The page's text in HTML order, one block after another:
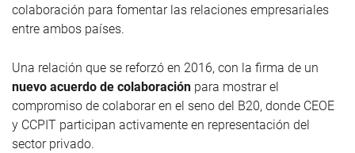
colaboración para fomentar las relaciones empresariales
entre ambos países.
Una relación que se reforzó en 2016, con la firma de un
nuevo acuerdo de colaboración para mostrar el
compromiso de colaborar en el seno del B20, donde CEOE
y CCPIT participan activamente en representación del
sector privado.